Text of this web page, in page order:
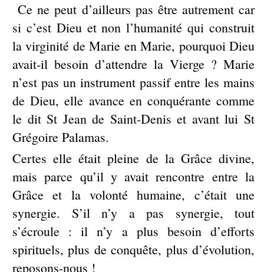
Ce ne peut d’ailleurs pas être autrement car
si c’est Dieu et non l’humanité qui construit
la virginité de Marie en Marie, pourquoi Dieu
avait-il besoin d’attendre la Vierge ? Marie
n’est pas un instrument passif entre les mains
de Dieu, elle avance en conquérante comme
le dit St Jean de Saint-Denis et avant lui St
Grégoire Palamas.
Certes elle était pleine de la Grâce divine,
mais parce qu’il y avait rencontre entre la
Grâce et la volonté humaine, c’était une
synergie. S’il n’y a pas synergie, tout
s’écroule : il n’y a plus besoin d’efforts
spirituels, plus de conquête, plus d’évolution,
reposons-nous !